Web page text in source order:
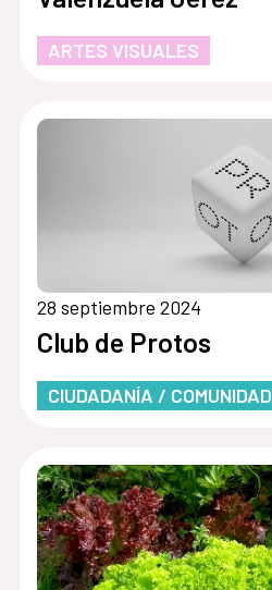
ARTES VISUALES
28 septiembre 2024
Club de Protos
CIUDADANÍA / COMUNIDAD